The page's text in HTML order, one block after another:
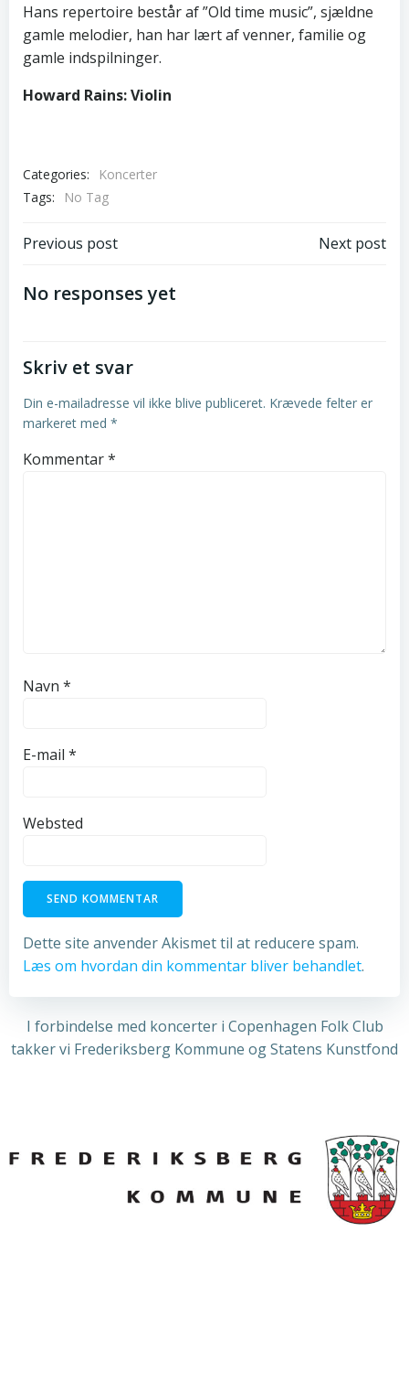
Hans repertoire består af ”Old time music”, sjældne
gamle melodier, han har lært af venner, familie og
gamle indspilninger.
Howard Rains: Violin
Categories:
Koncerter
Tags:
No Tag
Post
navigation
Previous post Next post
No responses yet
Skriv et svar
Din e-mailadresse vil ikke blive publiceret. Krævede felter er
markeret med *
Kommentar*
Navn *
E-mail *
Websted
Dette site anvender Akismet til at reducere spam.
Læs om hvordan din kommentar bliver behandlet.
I forbindelse med koncerter i Copenhagen Folk Club
takker vi Frederiksberg Kommune og Statens Kunstfond